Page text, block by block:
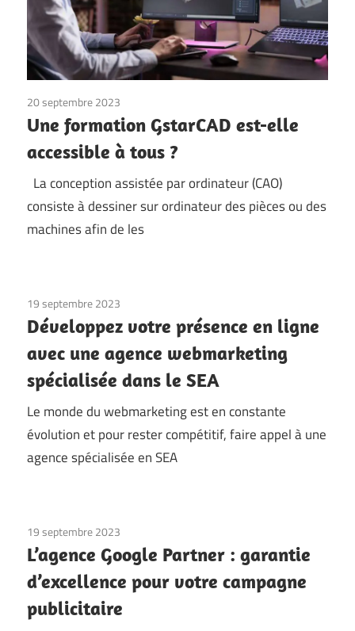
20 septembre 2023
Une formation GstarCAD est-elle
accessible à tous ?
La conception assistée par ordinateur (CAO)
consiste à dessiner sur ordinateur des pièces ou des
machines afin de les
19 septembre 2023
Développez votre présence en ligne
avec une agence webmarketing
spécialisée dans le SEA
Le monde du webmarketing est en constante
évolution et pour rester compétitif, faire appel à une
agence spécialisée en SEA
19 septembre 2023
L’agence Google Partner : garantie
d’excellence pour votre campagne
publicitaire